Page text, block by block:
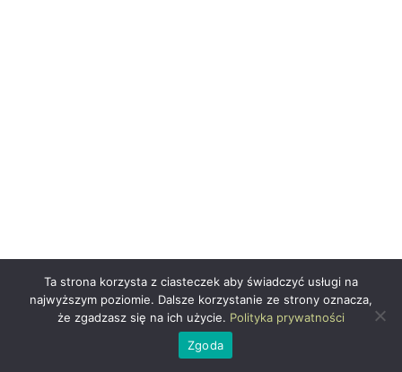
Ta strona korzysta z ciasteczek aby świadczyć usługi na
najwyższym poziomie. Dalsze korzystanie ze strony oznacza,
że zgadzasz się na ich użycie. Polityka prywatności
Zgoda